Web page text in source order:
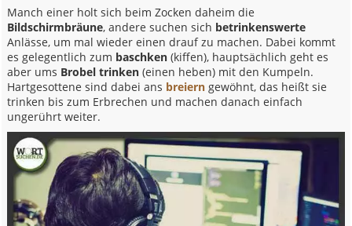
Manch einer holt sich beim Zocken daheim die
Bildschirmbräune, andere suchen sich betrinkenswerte
Anlässe, um mal wieder einen drauf zu machen. Dabei kommt
es gelegentlich zum baschken (kiffen), hauptsächlich geht es
aber ums Brobel trinken (einen heben) mit den Kumpeln.
Hartgesottene sind dabei ans breiern gewöhnt, das heißt sie
trinken bis zum Erbrechen und machen danach einfach
ungerührt weiter.